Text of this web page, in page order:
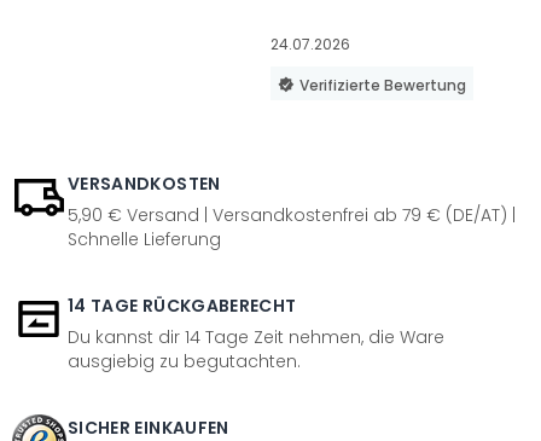
24.07.2026
Verifizierte Bewertung
VERSANDKOSTEN
5,90 € Versand | Versandkostenfrei ab 79 € (DE/AT) |
Schnelle Lieferung
14 TAGE RÜCKGABERECHT
Du kannst dir 14 Tage Zeit nehmen, die Ware
ausgiebig zu begutachten.
SICHER EINKAUFEN